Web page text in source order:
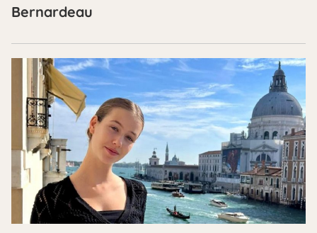
Bernardeau